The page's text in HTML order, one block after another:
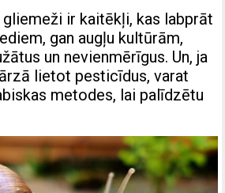
gliemeži ir kaitēkļi, kas labprāt
gan augļu kultūrām,
un nevienmērīgus. Un, ja
lietot pesticīdus, varat
metodes, lai palīdzētu